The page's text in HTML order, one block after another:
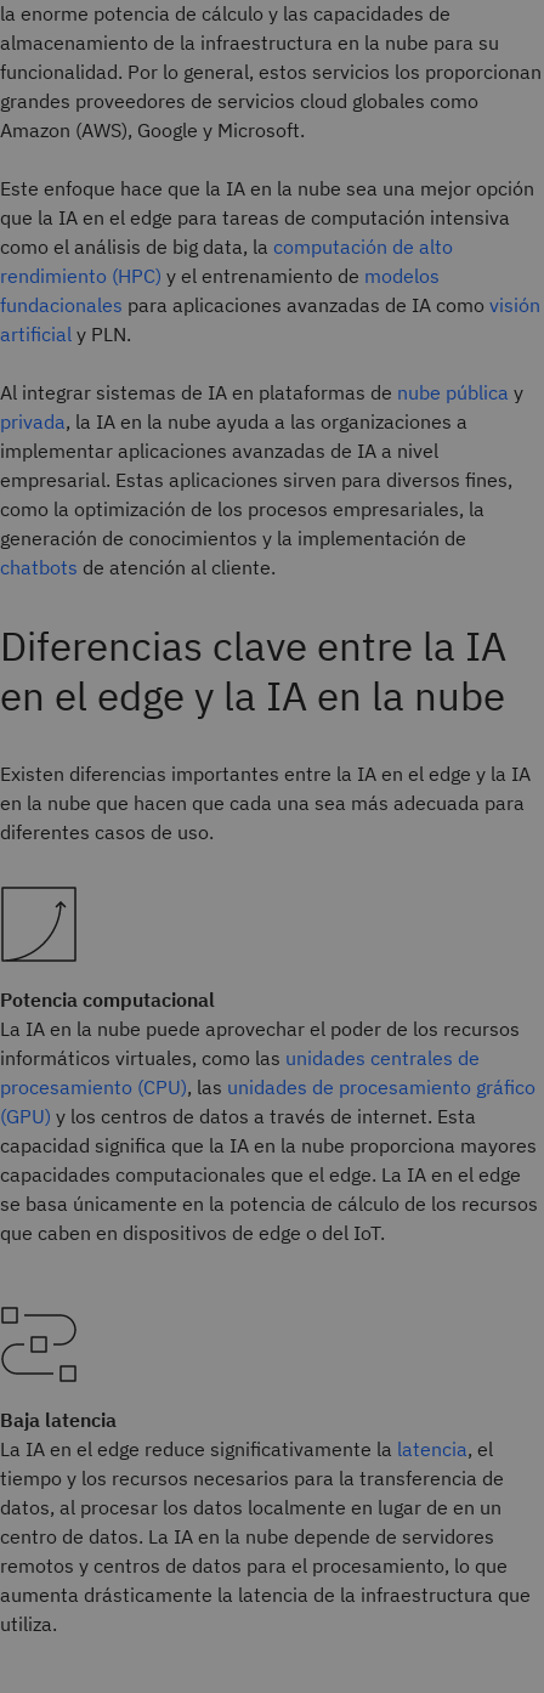
la enorme potencia de cálculo y las capacidades de
almacenamiento de la infraestructura en la nube para su
funcionalidad. Por lo general, estos servicios los proporcionan
grandes proveedores de servicios cloud globales como
Amazon (AWS), Google y Microsoft.
Este enfoque hace que la IA en la nube sea una mejor opción
que la IA en el edge para tareas de computación intensiva
como el análisis de big data, la computación de alto
rendimiento (HPC) y el entrenamiento de modelos
fundacionales para aplicaciones avanzadas de IA como visión
artificial y PLN.
Al integrar sistemas de IA en plataformas de nube pública y
privada, la IA en la nube ayuda a las organizaciones a
implementar aplicaciones avanzadas de IA a nivel
empresarial. Estas aplicaciones sirven para diversos fines,
como la optimización de los procesos empresariales, la
generación de conocimientos y la implementación de
chatbots de atención al cliente.
Diferencias clave entre la IA
en el edge y la IA en la nube
Existen diferencias importantes entre la IA en el edge y la IA
en la nube que hacen que cada una sea más adecuada para
diferentes casos de uso.
Potencia computacional
La IA en la nube puede aprovechar el poder de los recursos
informáticos virtuales, como las unidades centrales de
procesamiento (CPU), las unidades de procesamiento gráfico
(GPU) y los centros de datos a través de internet. Esta
capacidad significa que la IA en la nube proporciona mayores
capacidades computacionales que el edge. La IA en el edge
se basa únicamente en la potencia de cálculo de los recursos
que caben en dispositivos de edge o del IoT.
Baja latencia
La IA en el edge reduce significativamente la latencia, el
tiempo y los recursos necesarios para la transferencia de
datos, al procesar los datos localmente en lugar de en un
centro de datos. La IA en la nube depende de servidores
remotos y centros de datos para el procesamiento, lo que
aumenta drásticamente la latencia de la infraestructura que
utiliza.